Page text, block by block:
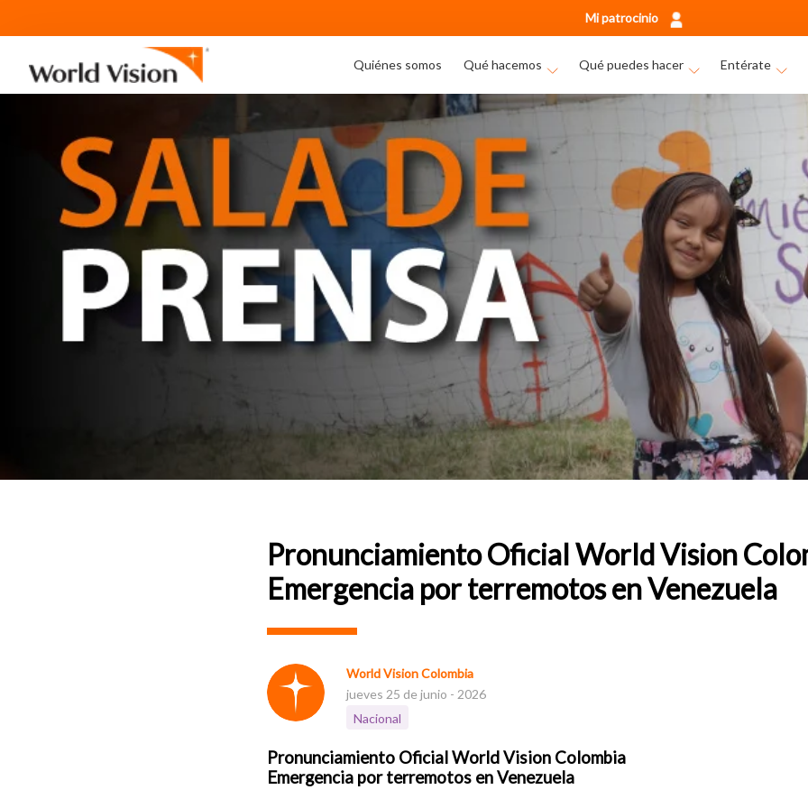
Mi patrocinio
Quiénes somos Qué hacemos Qué puedes hacer Entérate
Pronunciamiento Oficial World Vision
Emergencia por terremotos en Venezuela
World Vision Colombia
jueves 25 de junio - 2026
Nacional
Pronunciamiento Oficial World Vision Colombia
Emergencia por terremotos en Venezuela